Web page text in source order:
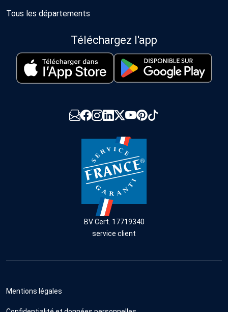
Tous les départements
Téléchargez l'app
BV Cert. 17719340
service client
Mentions légales